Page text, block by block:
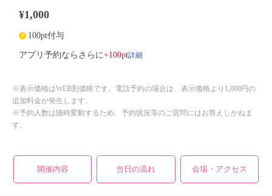
¥1,000
100pt付与
アプリ予約ならさらに+100pt詳細
※表示価格はWEB割価格です。電話予約の場合は、表示価格より1,000円の
追加料金が発生します。
※予約人数は随時変動するため、予約状況等のご質問にはお答えしかねま
す。
開催内容 当日の流れ 会場・アクセス